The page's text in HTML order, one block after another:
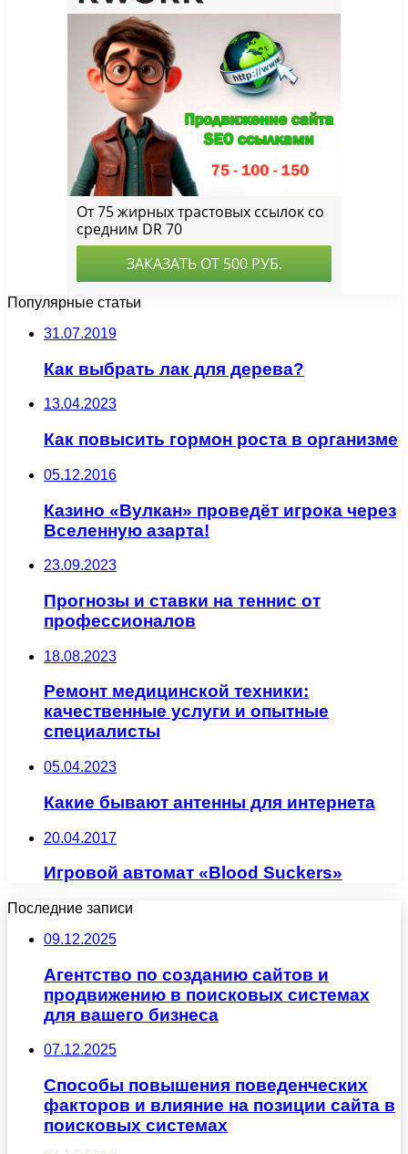
Популярные статьи
31.07.2019
Как выбрать лак для дерева?
13.04.2023
Как повысить гормон роста в организме
05.12.2016
Казино «Вулкан» проведёт игрока через
Вселенную азарта!
23.09.2023
Прогнозы и ставки на теннис от
профессионалов
18.08.2023
Ремонт медицинской техники:
качественные услуги и опытные
специалисты
05.04.2023
Какие бывают антенны для интернета
20.04.2017
Игровой автомат «Blood Suckers»
Последние записи
09.12.2025
Агентство по созданию сайтов и
продвижению в поисковых системах
для вашего бизнеса
07.12.2025
Способы повышения поведенческих
факторов и влияние на позиции сайта в
поисковых системах